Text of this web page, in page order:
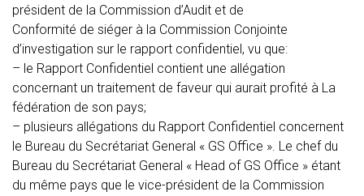
président de la Commission d’Audit et de
Conformité de siéger à la Commission Conjointe
d’investigation sur le rapport confidentiel, vu que:
– le Rapport Confidentiel contient une allégation
concernant un traitement de faveur qui aurait profité à La
fédération de son pays;
– plusieurs allégations du Rapport Confidentiel concernent
le Bureau du Secrétariat General « GS Office ». Le chef du
Bureau du Secrétariat General « Head of GS Office » étant
du même pays que le vice-président de la Commission